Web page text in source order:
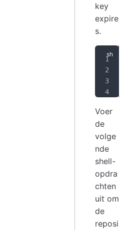
key
expire
s.
Voer
de
volge
nde
shell-
opdra
chten
uit om
de
reposi